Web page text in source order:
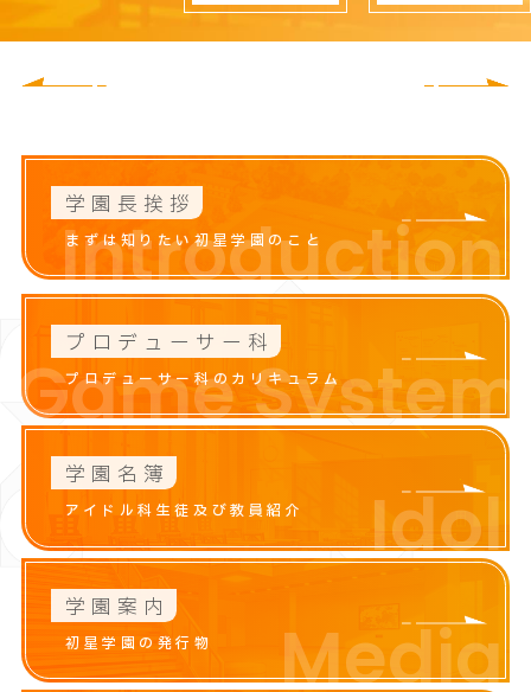
Introduction
学園長挨拶
まずは知りたい初星学園のこと
Game System
プロデューサー科
プロデューサー科のカリキュラム
Idol
学園名簿
アイドル科生徒及び教員紹介
Media
学園案内
初星学園の発行物
CLOSE